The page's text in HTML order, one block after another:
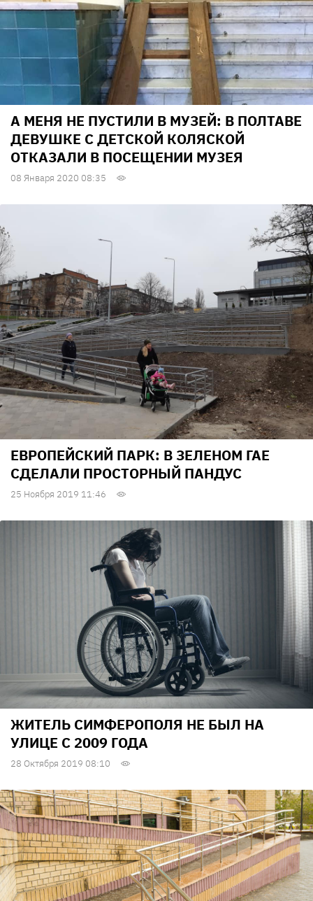
А МЕНЯ НЕ ПУСТИЛИ В МУЗЕЙ: В ПОЛТАВЕ
ДЕВУШКЕ С ДЕТСКОЙ КОЛЯСКОЙ
ОТКАЗАЛИ В ПОСЕЩЕНИИ МУЗЕЯ
08 Января 2020 08:35
ЕВРОПЕЙСКИЙ ПАРК: В ЗЕЛЕНОМ ГАЕ
СДЕЛАЛИ ПРОСТОРНЫЙ ПАНДУС
25 Ноября 2019 11:46
ЖИТЕЛЬ СИМФЕРОПОЛЯ НЕ БЫЛ НА
УЛИЦЕ С 2009 ГОДА
28 Октября 2019 08:10